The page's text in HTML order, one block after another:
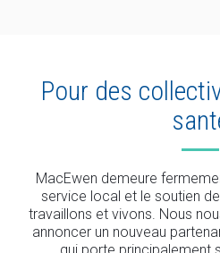
Pour des
MacEwen demeure
service local et le soutien
travaillons et vivons. Nous
annoncer un nouveau